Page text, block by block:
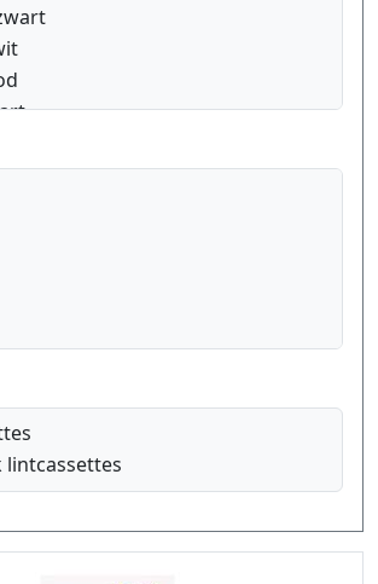
geel
oranje
mat
lintcassettes